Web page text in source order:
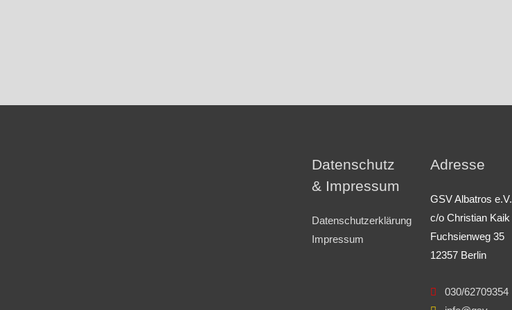
Datenschutz
& Impressum
Datenschutzerklärung
Impressum
Adresse
GSV Albatros e.V.
c/o Christian Kaik
Fuchsienweg 35
12357 Berlin
030/62709354